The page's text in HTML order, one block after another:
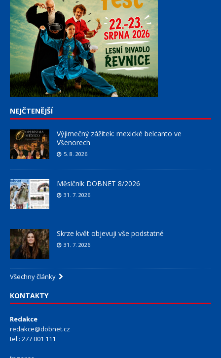
NEJČTENĚJŠÍ
Výjimečný zážitek: mexické belcanto ve
Všenorech
5. 8. 2026
Měsíčník DOBNET 8/2026
31. 7. 2026
Skrze květ objevuji vše podstatné
31. 7. 2026
Všechny články
KONTAKTY
Redakce
redakce@dobnet.cz
tel.: 277 001 111